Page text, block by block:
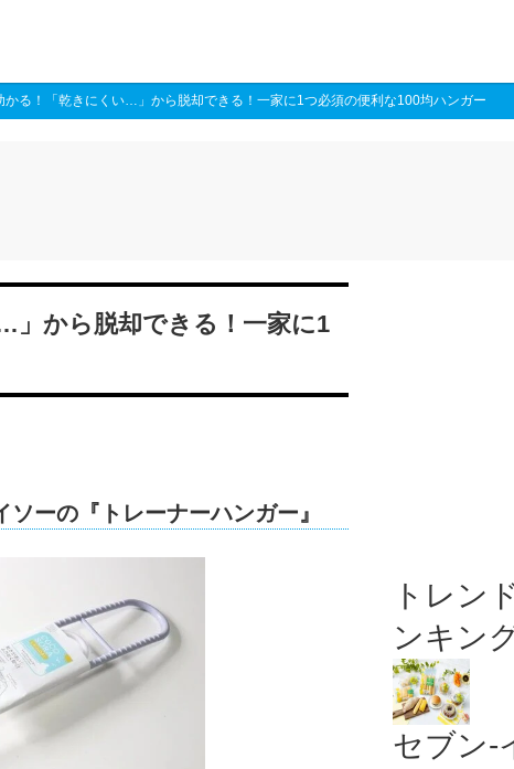
かる！「乾きにくい…」から脱却できる！一家に1つ必須の便利な100均ハンガー
」から脱却できる！一家に1
ーの『トレーナーハンガー』
トレン
ンキン
セブン‐